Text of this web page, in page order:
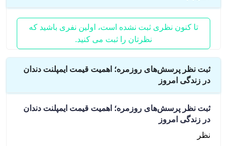
تا کنون نظری ثبت نشده است، اولین نفری باشید که
نظرتان را ثبت می کنید.
ثبت نظر پرسش‌های روزمره؛ اهمیت قیمت ایمپلنت دندان
در زندگی امروز
ثبت نظر پرسش‌های روزمره؛ اهمیت قیمت ایمپلنت دندان
در زندگی امروز
نظر